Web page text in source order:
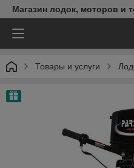
Магазин лодок, моторов и
Товары и услуги